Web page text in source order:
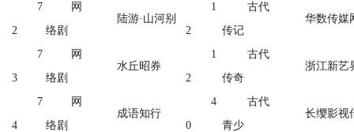
7
2
网
络剧
陆游·山河别
1
2
古代
传记
华数传媒
7
3
网
络剧
水丘昭券
1
2
古代
传奇
浙江新艺
7
4
网
络剧
成语知行
4
0
古代
青少
长缨影视